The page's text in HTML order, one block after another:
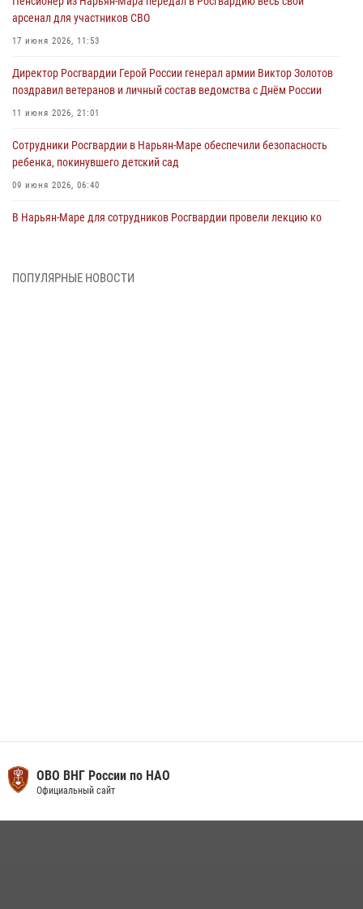
арсенал для участников СВО
17 июня 2026, 11:53
Директор Росгвардии Герой России генерал армии Виктор Золотов
поздравил ветеранов и личный состав ведомства с Днём России
11 июня 2026, 21:01
Сотрудники Росгвардии в Нарьян-Маре обеспечили безопасность
ребенка, покинувшего детский сад
09 июня 2026, 06:40
В Нарьян-Маре для сотрудников Росгвардии провели лекцию ко
ПОПУЛЯРНЫЕ НОВОСТИ
ОВО ВНГ России по НАО
Официальный сайт